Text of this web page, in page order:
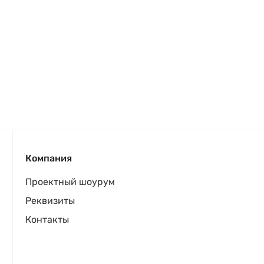
Компания
Проектный шоурум
Реквизиты
Контакты